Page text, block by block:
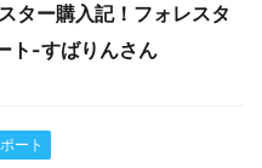
ター購入記！フォレスタ
ト-すばりんさん
ート